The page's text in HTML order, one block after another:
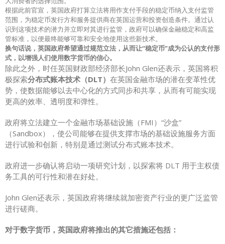
根据此前官宣，英国政府打算立法将用作支付手段的稳定币纳入支付监管
范围，为稳定币发行方和服务提供商在英国运营和投资创造条件。通过认
识到这项技术的潜力并立即对其进行监管，政府可以确保金融稳定和高监
管标准，以便最终能够可靠和安全地使用这些新技术。
换句话说，英国政府希望通过规范立法，从而让“稳定币”成为公认的支付形
式，以增强人们使用数字货币的信心。
除此之外，时任英国财政部经济部长John Glen还表示，英国将积
极探索分布式账本技术（DLT） 在英国金融市场的潜在变革性优
势，使数据能够以去中心化的方式同步和共享，从而有可能实现
更高的效率、透明度和弹性。
政府将立法建立一个金融市场基础设施（FMI）“沙盒”
（Sandbox），使公司能够在提供支撑市场的基础设施服务方面
进行试验和创新，特别是通过测试分布式账本技术。
政府进一步确认将启动一项研究计划，以探索将 DLT 用于主权债
务工具的可行性和潜在好处。
John Glen还表示，英国政府将继续就加密资产行业的更广泛监管
进行磋商。
对于数字货币，英国政府将推出的其它措施还包括：